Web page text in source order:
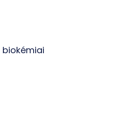
biokémiai